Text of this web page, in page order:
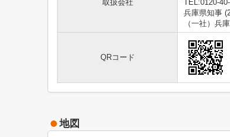
取扱会社
TEL:0120-
兵庫県知事
（一社）兵
QRコード
地図